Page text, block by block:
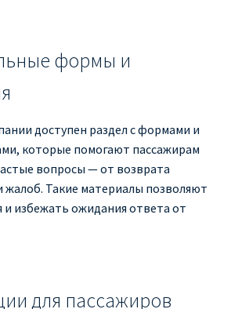
формы и
доступен раздел с формами и
которые помогают пассажирам
вопросы — от возврата
жалоб. Такие материалы позволяют
и избежать ожидания ответа от
для пассажиров